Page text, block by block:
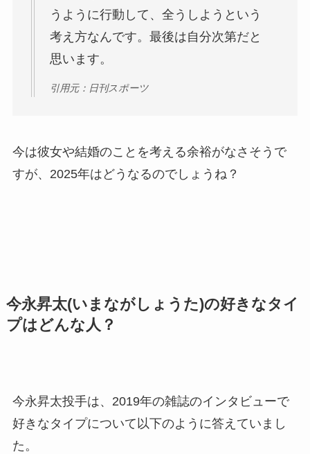
うように行動して、全うしようという
考え方なんです。最後は自分次第だと
思います。
引用元：日刊スポーツ
今は彼女や結婚のことを考える余裕がなさそうで
すが、2025年はどうなるのでしょうね？
今永昇太(いまながしょうた)の好きなタイ
プはどんな人？
今永昇太投手は、2019年の雑誌のインタビューで
好きなタイプについて以下のように答えていまし
た。